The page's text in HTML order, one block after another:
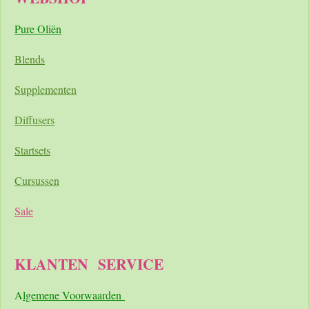
Pure Oliën
Blends
Supplementen
Diffusers
Startsets
Cursussen
Sale
KLANTEN SERVICE
Algemene Voorwaarden